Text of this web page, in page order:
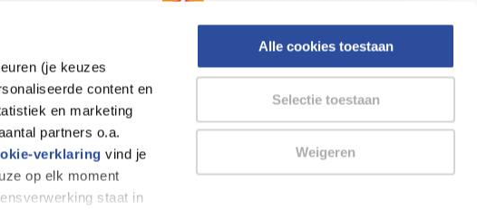
(je keuzes
content en
en marketing
partners o.a.
verklaring vind je
op elk moment
staat in
Alle cookies toestaan
Selectie toestaan
Weigeren
AlleFolders.
Thuiswinkel waarborg